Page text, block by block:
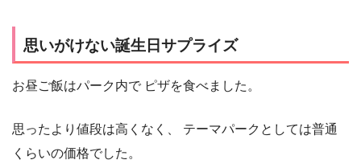
思いがけない誕生日サプライズ
お昼ご飯はパーク内で ピザを食べました。
思ったより値段は高くなく、 テーマパークとしては普通
くらいの価格でした。